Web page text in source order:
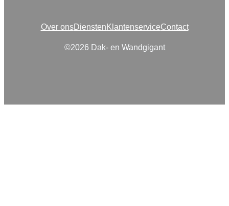
Over onsDiensten KlantenserviceContact
©2026 Dak- en Wandgigant